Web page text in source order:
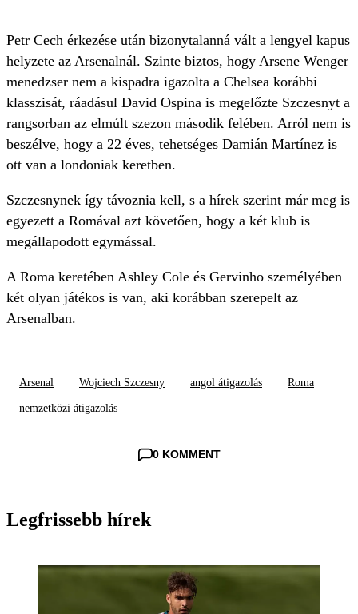
Petr Cech érkezése után bizonytalanná vált a lengyel kapus
helyzete az Arsenalnál. Szinte biztos, hogy Arsene Wenger
menedzser nem a kispadra igazolta a Chelsea korábbi
klasszisát, ráadásul David Ospina is megelőzte Szczesnyt a
rangsorban az elmúlt szezon második felében. Arról nem is
beszélve, hogy a 22 éves, tehetséges Damián Martínez is
ott van a londoniak keretben.
Szczesnynek így távoznia kell, s a hírek szerint már meg is
egyezett a Romával azt követően, hogy a két klub is
megállapodott egymással.
A Roma keretében Ashley Cole és Gervinho személyében
két olyan játékos is van, aki korábban szerepelt az
Arsenalban.
Arsenal Wojciech Szczesny angol átigazolás Roma
nemzetközi átigazolás
0 KOMMENT
Legfrissebb hírek